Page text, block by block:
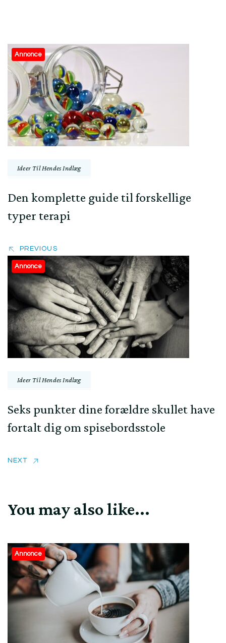
Post
Navigation
Annonce
Ideer Til Hendes Indlæg
Den komplette guide til forskellige
typer terapi
PREVIOUS
Annonce
Ideer Til Hendes Indlæg
Seks punkter dine forældre skullet have
fortalt dig om spisebordsstole
NEXT
You may also like...
Annonce